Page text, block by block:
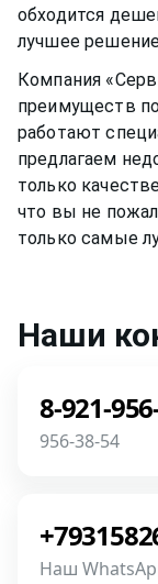
обходится
лучшее
Компания
преимуществ
работают
предлагаем
только
что вы не
только самые
Наши
8-921-
956-38-54
роботов и
Наш